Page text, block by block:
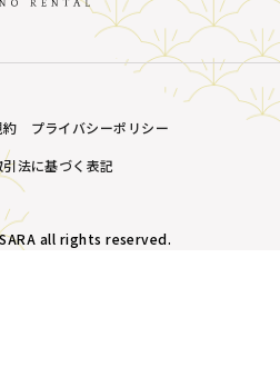
プライバシーポリシー
法に基づく表記
all rights reserved.